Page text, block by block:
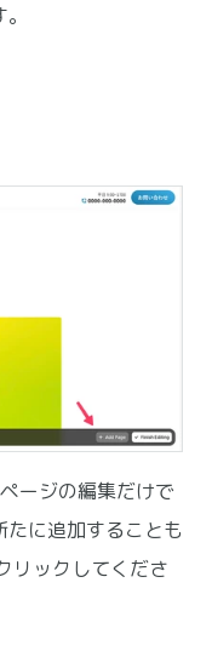
ージの編集だけで
たに追加することも
リックしてくださ